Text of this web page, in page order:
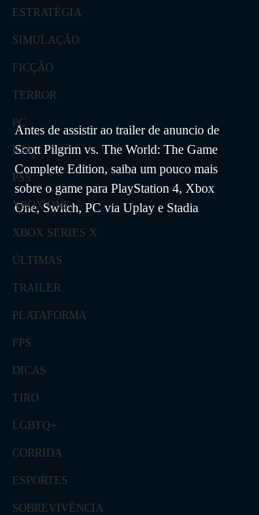
ESTRATÉGIA
SIMULAÇÃO
FICÇÃO
TERROR
PC
PS4
PS5
XBOX ONE
XBOX SERIES X
ÚLTIMAS
TRAILER
PLATAFORMA
FPS
DICAS
TIRO
LGBTQ+
CORRIDA
ESPORTES
SOBREVIVÊNCIA
Antes de assistir ao trailer de anuncio de
Scott Pilgrim vs. The World: The Game
Complete Edition, saiba um pouco mais
sobre o game para PlayStation 4, Xbox
One, Switch, PC via Uplay e Stadia